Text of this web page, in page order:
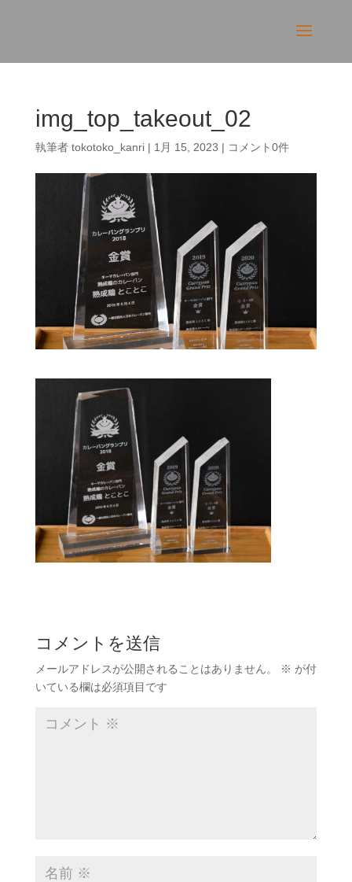
img_top_takeout_02
執筆者 tokotoko_kanri| 1月 15, 2023 | コメント0件
コメントを送信
メールアドレスが公開されることはありません。 ※ が付
いている欄は必須項目です